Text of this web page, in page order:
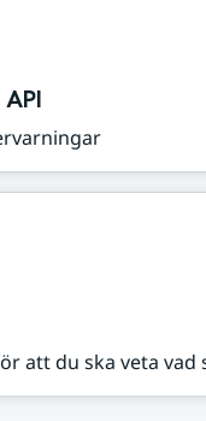
att du ska veta vad